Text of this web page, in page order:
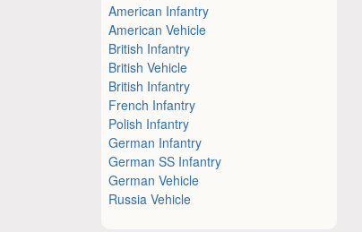
American Infantry
American Vehicle
British Infantry
British Vehicle
British Infantry
French Infantry
Polish Infantry
German Infantry
German SS Infantry
German Vehicle
Russia Vehicle